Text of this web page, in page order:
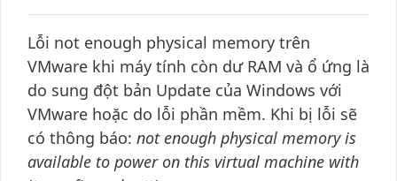
Lỗi not enough physical memory trên
VMware khi máy tính còn dư RAM và ổ ứng là
do sung đột bản Update của Windows với
VMware hoặc do lỗi phần mềm. Khi bị lỗi sẽ
có thông báo: not enough physical memory is
available to power on this virtual machine with